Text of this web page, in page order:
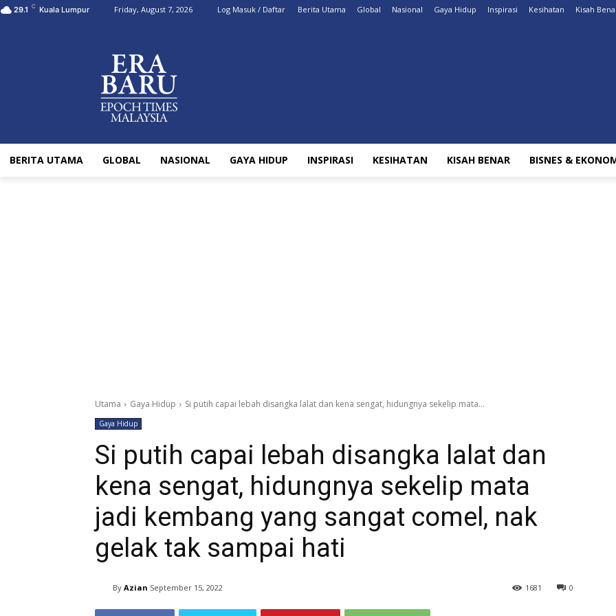
29.1 C Kuala Lumpur Friday, August 7, 2026 Log Masuk / Daftar Berita Utama Global Nasional Gaya Hidup Inspirasi Kesihatan Kisah
BERITA UTAMA GLOBAL NASIONAL GAYA HIDUP INSPIRASI KESIHATAN KISAH BENAR BISNES &
Utama Gaya Hidup Si putih capai lebah disangka lalat dan kena sengat, hidungnya sekelip mata...
Gaya Hidup
Si putih capai lebah disangka lalat dan
kena sengat, hidungnya sekelip mata
jadi kembang yang sangat comel, nak
gelak tak sampai hati
By Azian September 15, 2022 0
1681